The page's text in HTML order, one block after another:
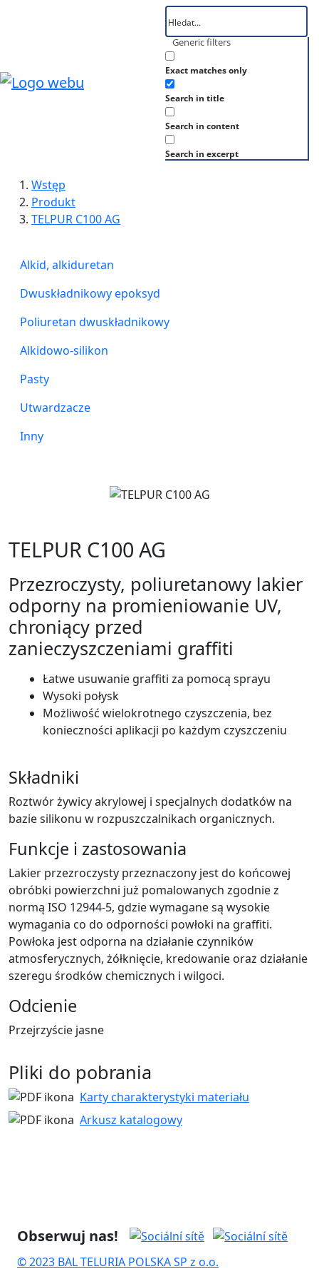
Generic filters
Exact matches only
Search in title
Search in content
Search in excerpt
Wstęp
Produkt
TELPUR C100 AG
Alkid, alkiduretan
Dwuskładnikowy epoksyd
Poliuretan dwuskładnikowy
Alkidowo-silikon
Pasty
Utwardzacze
Inny
TELPUR C100 AG
Przezroczysty, poliuretanowy lakier
odporny na promieniowanie UV,
chroniący przed
zanieczyszczeniami graffiti
Łatwe usuwanie graffiti za pomocą sprayu
Wysoki połysk
Możliwość wielokrotnego czyszczenia, bez
konieczności aplikacji po każdym czyszczeniu
Składniki
Roztwór żywicy akrylowej i specjalnych dodatków na
bazie silikonu w rozpuszczalnikach organicznych.
Funkcje i zastosowania
Lakier przezroczysty przeznaczony jest do końcowej
obróbki powierzchni już pomalowanych zgodnie z
normą ISO 12944-5, gdzie wymagane są wysokie
wymagania co do odporności powłoki na graffiti.
Powłoka jest odporna na działanie czynników
atmosferycznych, żółknięcie, kredowanie oraz działanie
szeregu środków chemicznych i wilgoci.
Odcienie
Przejrzyście jasne
Pliki do pobrania
Karty charakterystyki materiału
Arkusz katalogowy
Obserwuj nas!
© 2023 BAL TELURIA POLSKA SP z o.o.